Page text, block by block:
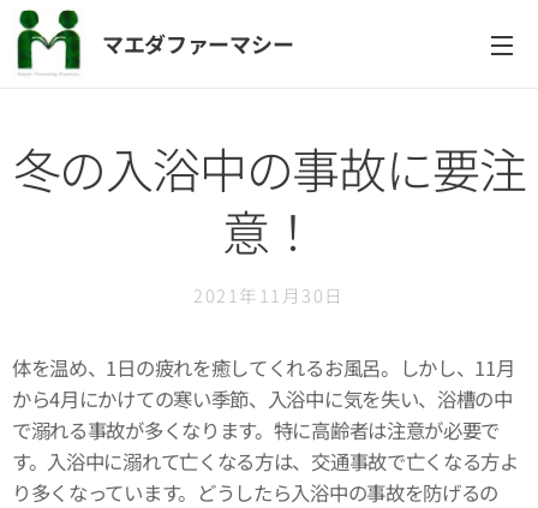
マエダファーマシー
冬の入浴中の事故に要注
意！
2021年11月30日
体を温め、1日の疲れを癒してくれるお風呂。しかし、11月
から4月にかけての寒い季節、入浴中に気を失い、浴槽の中
で溺れる事故が多くなります。特に高齢者は注意が必要で
す。入浴中に溺れて亡くなる方は、交通事故で亡くなる方よ
り多くなっています。どうしたら入浴中の事故を防げるの